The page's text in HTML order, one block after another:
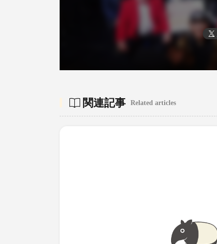
関連記事 Related articles